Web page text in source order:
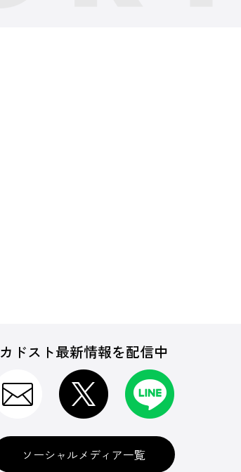
カドスト最新情報を配信中
ソーシャルメディア一覧